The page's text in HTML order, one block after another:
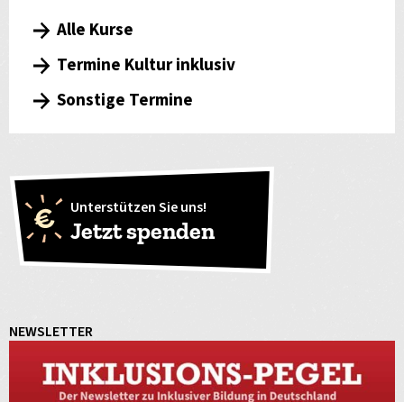
Alle Kurse
Termine Kultur inklusiv
Sonstige Termine
Unterstützen Sie uns!
Jetzt spenden
NEWSLETTER